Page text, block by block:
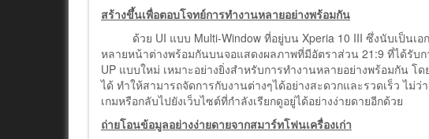
สร้างขึ้นเพื่อตอบโจทย์การทำงานหลายอย่างพร้อมกัน
ด้วย UI แบบ Multi-Window ที่อยู่บน Xperia 10 III ซึ่งนับเป็นเอ
หลายหน้าต่างพร้อมกันบนจอแสดงผลภาพที่มีอัตราส่วน 21:9 ที่ได้รับก
UP แบบใหม่ เหมาะอย่างยิ่งสำหรับการทำงานหลายอย่างพร้อมกัน โ
ได้ ทำให้สามารถจัดการกับงานต่างๆได้อย่างสะดวกและรวดเร็ว ไม่
เกมหรือกลับไปยังเว็บไซต์ที่กำลังเรียกดูอยู่ได้อย่างง่ายดายอีกด้วย
ถ่ายโอนข้อมูลอย่างง่ายดายจากสมาร์ทโฟนเครื่องเก่า